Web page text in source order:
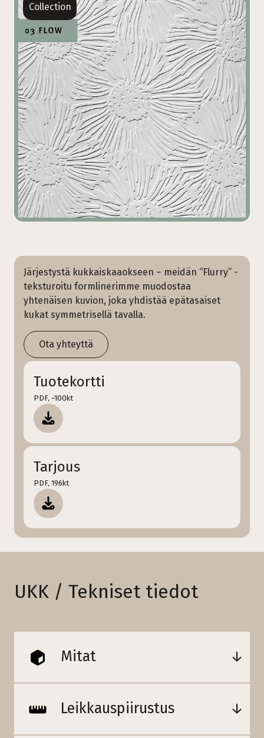
Collection
Järjestystä kukkaiskaaokseen – meidän “Flurry” -
teksturoitu formlinerimme muodostaa
yhtenäisen kuvion, joka yhdistää epätasaiset
kukat symmetrisellä tavalla.
Ota yhteyttä
Tuotekortti
PDF, ~100kt
Tarjous
PDF, 196kt
UKK / Tekniset tiedot
Mitat
Leikkauspiirustus